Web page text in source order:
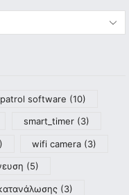
patrol software (10)
smart_timer(3)
wifi camera (3)
(5)
(3)